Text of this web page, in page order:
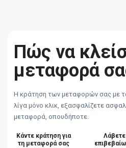
Πώς να
μεταφορά
Η κράτηση των μεταφορών σας με
λίγα μόνο κλικ, εξασφαλίζετε
μεταφορά, οπουδήποτε.
Κάντε κράτηση για
τη μεταφορά σας
Λάβετε